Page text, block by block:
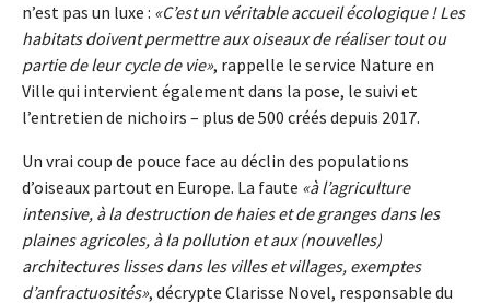
n’est pas un luxe : C’est un véritable accueil écologique ! Les
habitats doivent permettre aux oiseaux de réaliser tout ou
partie de leur cycle de vie , rappelle le service Nature en
Ville qui intervient également dans la pose, le suivi et
l’entretien de nichoirs – plus de 500 créés depuis 2017.
Un vrai coup de pouce face au déclin des populations
d’oiseaux partout en Europe. La faute à l’agriculture
intensive, à la destruction de haies et de granges dans les
plaines agricoles, à la pollution et aux (nouvelles)
architectures lisses dans les villes et villages, exemptes
d’anfractuosités , décrypte Clarisse Novel, responsable du